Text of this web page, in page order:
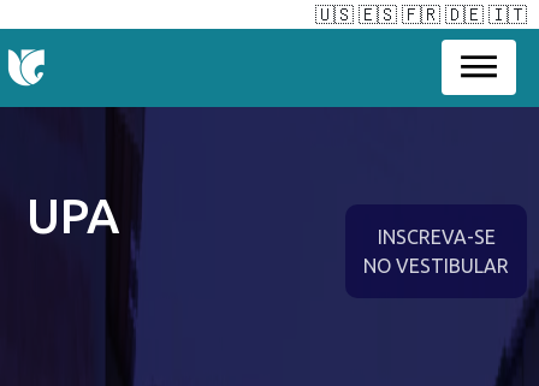
INSCREVA-SE
NO VESTIBULAR
🇺🇸 🇪🇸 🇫🇷 🇩🇪 🇮🇹
UPA